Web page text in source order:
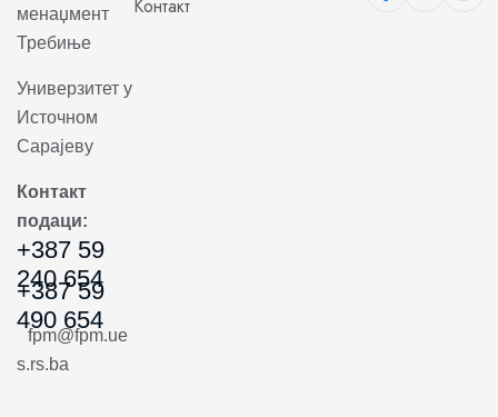
менаџмент
Требиње
Универзитет у
Источном
Сарајеву
Контакт
подаци:
+387 59
240 654
+387 59
490 654
fpm@fpm.ue
s.rs.ba
Контакт